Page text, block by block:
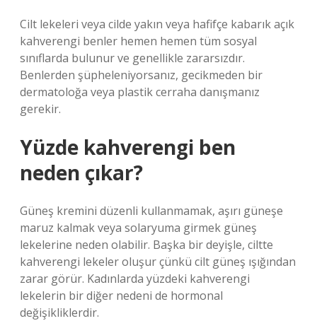
Cilt lekeleri veya cilde yakın veya hafifçe kabarık açık
kahverengi benler hemen hemen tüm sosyal
sınıflarda bulunur ve genellikle zararsızdır.
Benlerden şüpheleniyorsanız, gecikmeden bir
dermatoloğa veya plastik cerraha danışmanız
gerekir.
Yüzde kahverengi ben
neden çıkar?
Güneş kremini düzenli kullanmamak, aşırı güneşe
maruz kalmak veya solaryuma girmek güneş
lekelerine neden olabilir. Başka bir deyişle, ciltte
kahverengi lekeler oluşur çünkü cilt güneş ışığından
zarar görür. Kadınlarda yüzdeki kahverengi
lekelerin bir diğer nedeni de hormonal
değişikliklerdir.